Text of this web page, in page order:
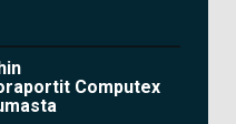
Computex